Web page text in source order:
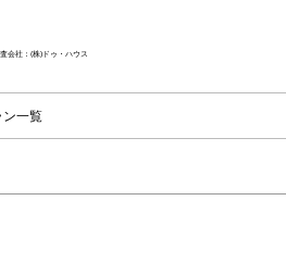
会社：(株)ドゥ・ハウス
ン一覧